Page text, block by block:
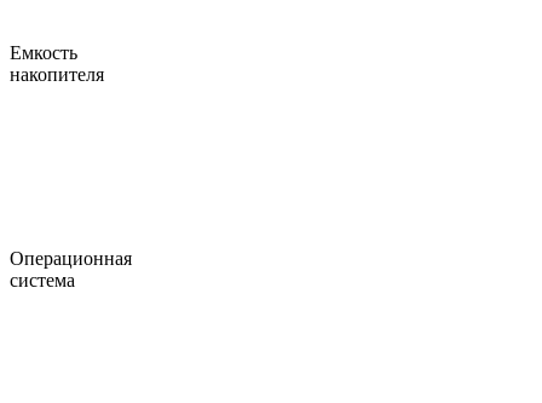
Емкость
накопителя
Операционная
система